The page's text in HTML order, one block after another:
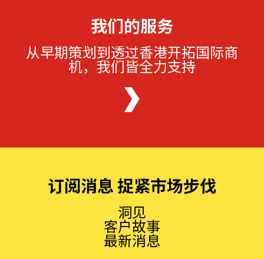
我们的服务
从早期策划到透过香港开拓国际商
机，我们皆全力支持
订阅消息 捉紧市场步伐
洞见
客户故事
最新消息